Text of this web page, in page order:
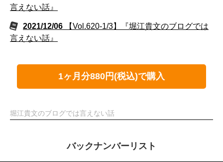
言えない話』
2021/12/06
【Vol.620-1/3】『堀江貴文のブログでは
言えない話』
1ヶ月分880円(税込)で購入
堀江貴文のブログでは言えない話
バックナンバーリスト